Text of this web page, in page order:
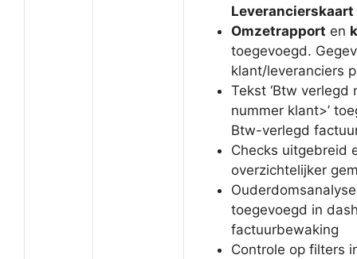
Leverancierskaart
Omzetrapport en
toegevoegd.
klant/leveranciers
Tekst ‘Btw
nummer klant>’
Btw-verlegd
Checks uitgebreid
overzichtelijker
toegevoegd in
factuurbewaking
Controle op filters